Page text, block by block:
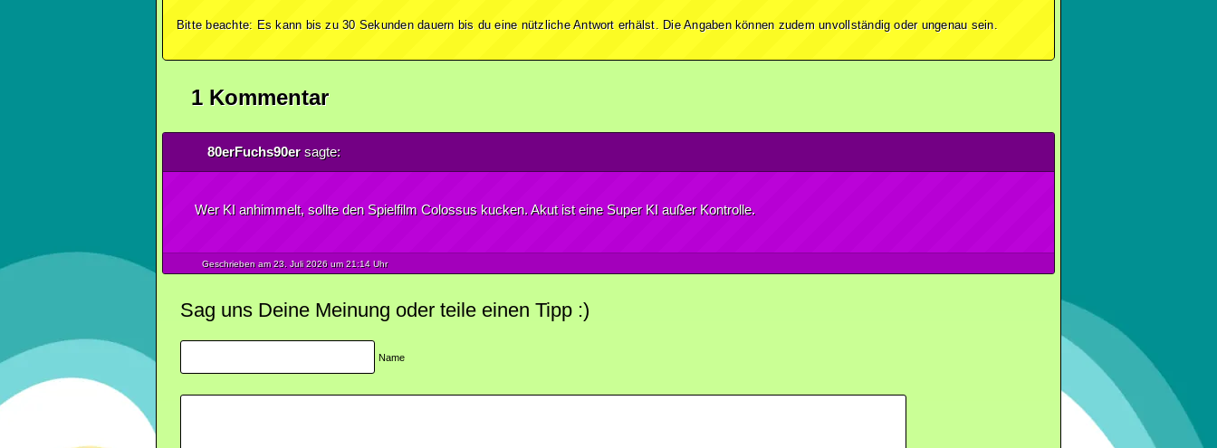
Bitte beachte: Es kann bis zu 30 Sekunden dauern bis du eine nützliche Antwort erhälst. Die Angaben können zudem unvollständig oder ungenau sein.
1 Kommentar
80erFuchs90ersagte:
Wer KI anhimmelt, sollte den Spielfilm Colossus kucken. Akut ist eine Super KI außer Kontrolle.
Geschrieben am 23. Juli2026 um 21:14 Uhr
Sag uns Deine Meinung oder teile einen Tipp :)
Name